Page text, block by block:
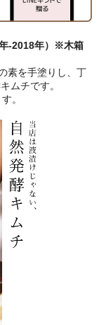
-2018年）※木箱
素を手塗りし、丁
ムチです。
。